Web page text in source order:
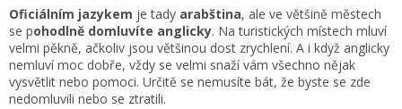
Oficiálním jazykem je tady arabština, ale ve většině městech
se pohodlně domluvíte anglicky. Na turistických místech mluví
velmi pěkně, ačkoliv jsou většinou dost zrychlení. A i když anglicky
nemluví moc dobře, vždy se velmi snaží vám všechno nějak
vysvětlit nebo pomoci. Určitě se nemusíte bát, že byste se zde
nedomluvili nebo se ztratili.